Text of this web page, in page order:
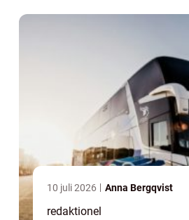
10 juli 2026 Anna Bergqvist
redaktionel